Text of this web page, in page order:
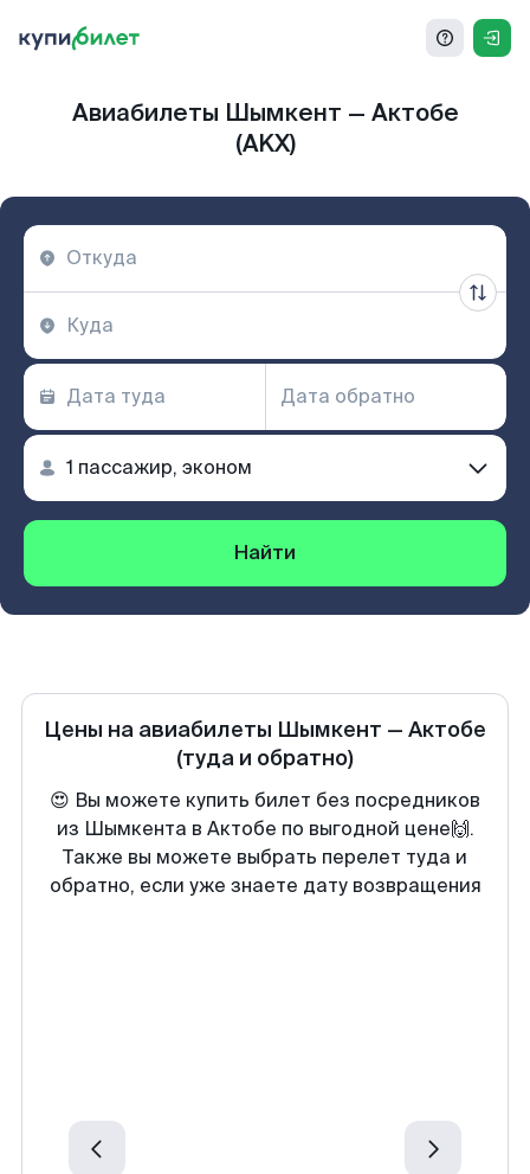
Авиабилеты Шымкент — Актобе
(AKX)
Найти
Цены на авиабилеты Шымкент — Актобе
(туда и обратно)
😍 Вы можете купить билет без посредников
из Шымкента в Актобе по выгодной цене🙌.
Также вы можете выбрать перелет туда и
обратно, если уже знаете дату возвращения